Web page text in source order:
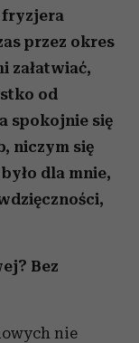
fryzjera
przez okres
załatwiać,
od
spokojnie się
niczym się
dla mnie,
Bez
nie